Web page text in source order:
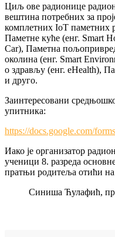
Циљ ове радионице
вештина потребних за
комплетних IoT паметних
Паметне куће (енг. Smart
Car), Паметна
околина (енг. Smart
о здрављу (енг. eHealth),
и друго.
Заинтересовани
упитника:
https://docs.google.com/
Иако је организатор
ученици 8. разреда
пратњи родитеља отићи
Синиша Ћулафић,